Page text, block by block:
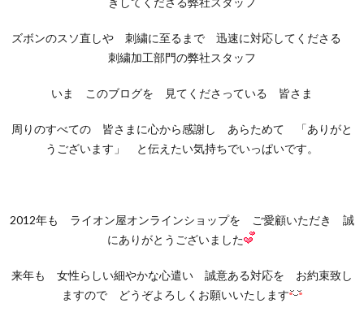
ズボンのスソ直しや 刺繍に至るまで 迅速に対応してくださる
刺繍加工部門の弊社スタッフ
いま このブログを 見てくださっている 皆さま
周りのすべての 皆さまに心から感謝し あらためて 「ありがと
うございます」 と伝えたい気持ちでいっぱいです。
2012年も ライオン屋オンラインショップを ご愛顧いただき 誠
にありがとうございました
来年も 女性らしい細やかな心遣い 誠意ある対応を お約束致し
ますので どうぞよろしくお願いいたします